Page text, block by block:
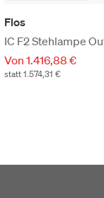
Flos
IC F2 Stehlampe
Von 1.416,88 €
statt 1.574,31 €